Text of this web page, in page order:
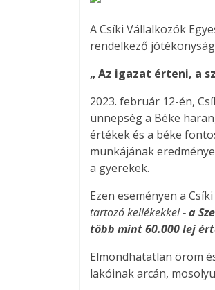
A Csíki Vállalkozók
rendelkező
„ Az igazat érteni, a
2023. február 12-én,
ünnepség a Béke
értékek és a béke
munkájának
a gyerekek.
Ezen eseményen a
tartozó kellékekkel- a
több mint 60.000 lej
Elmondhatatlan öröm
lakóinak arcán,